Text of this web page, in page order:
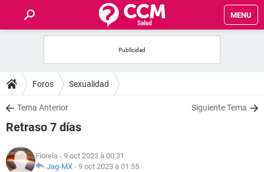
MENU
FORUMS
SALUD
NUTRICIÓN
Foros Sexualidad
Tema Anterior Siguiente Tema
Retraso 7 días
Fiorela - 9 oct 2023 à 00:31
Jag-MX - 9 oct 2023 à 01:55